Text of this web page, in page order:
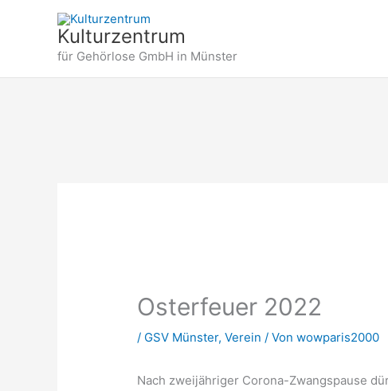
Kulturzentrum
für Gehörlose GmbH in Münster
Osterfeuer 2022
/ GSV Münster,Verein / Vonwowparis2000
Nach zweijähriger Corona-Zwangspause